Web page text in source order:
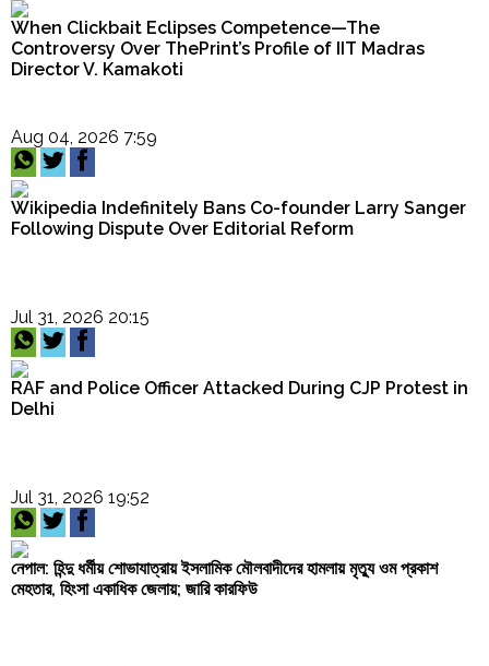
When Clickbait Eclipses Competence—The
Controversy Over ThePrint’s Profile of IIT Madras
Director V. Kamakoti
Aug 04, 2026 7:59
Wikipedia Indefinitely Bans Co-founder Larry Sanger
Following Dispute Over Editorial Reform
Jul 31, 2026 20:15
RAF and Police Officer Attacked During CJP Protest in
Delhi
Jul 31, 2026 19:52
নেপাল: হিন্দু ধর্মীয় শোভাযাত্রায় ইসলামিক মৌলবাদীদের হামলায় মৃত্যু ওম প্রকাশ
মেহতার, হিংসা একাধিক জেলায়; জারি কারফিউ